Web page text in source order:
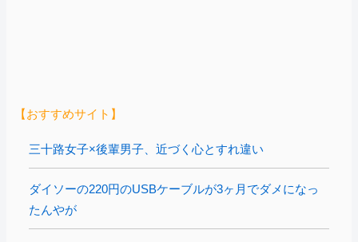
【おすすめサイト】
三十路女子×後輩男子、近づく心とすれ違い
ダイソーの220円のUSBケーブルが3ヶ月でダメになっ
たんやが